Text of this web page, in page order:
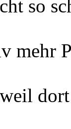
so
mehr